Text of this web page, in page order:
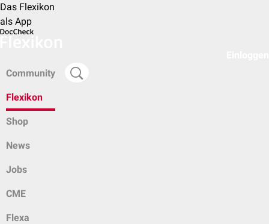
Das Flexikon
als App
Community
Flexikon
Shop
News
Jobs
CME
Flexa